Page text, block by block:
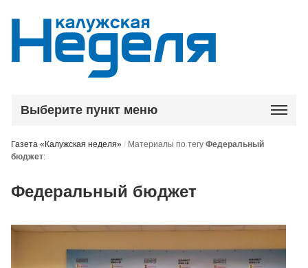
Выберите пункт меню
Газета «Калужская неделя» / Материалы по тегуФедеральный
бюджет:
Федеральный бюджет